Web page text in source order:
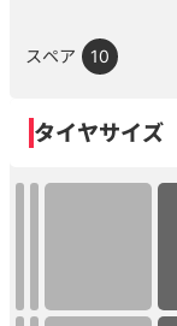
スペア 10
タイヤサイズ